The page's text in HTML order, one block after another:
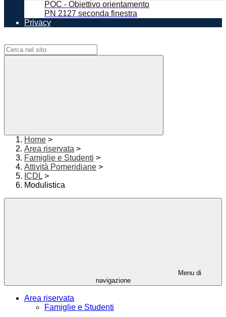
POC - Obiettivo orientamento
PN 2127 seconda finestra
Privacy
Home >
Area riservata >
Famiglie e Studenti >
Attività Pomeridiane >
ICDL >
Modulistica
Menu di
navigazione
Area riservata
Famiglie e Studenti